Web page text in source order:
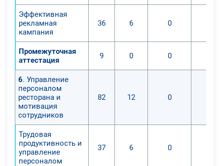
Эффективная
рекламная
кампания
36 6 0
Промежуточная
аттестация
9 0 0
6. Управление
персоналом
ресторана и
мотивация
сотрудников
82 12 0
Трудовая
продуктивность и
управление
персоналом
37 6 0